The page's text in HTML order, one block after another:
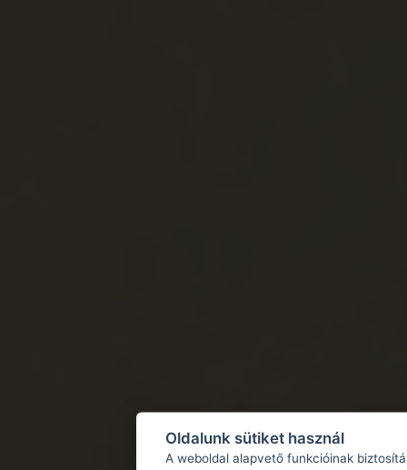
Oldalunk sütiket használ
A weboldal alapvető funkcióinak